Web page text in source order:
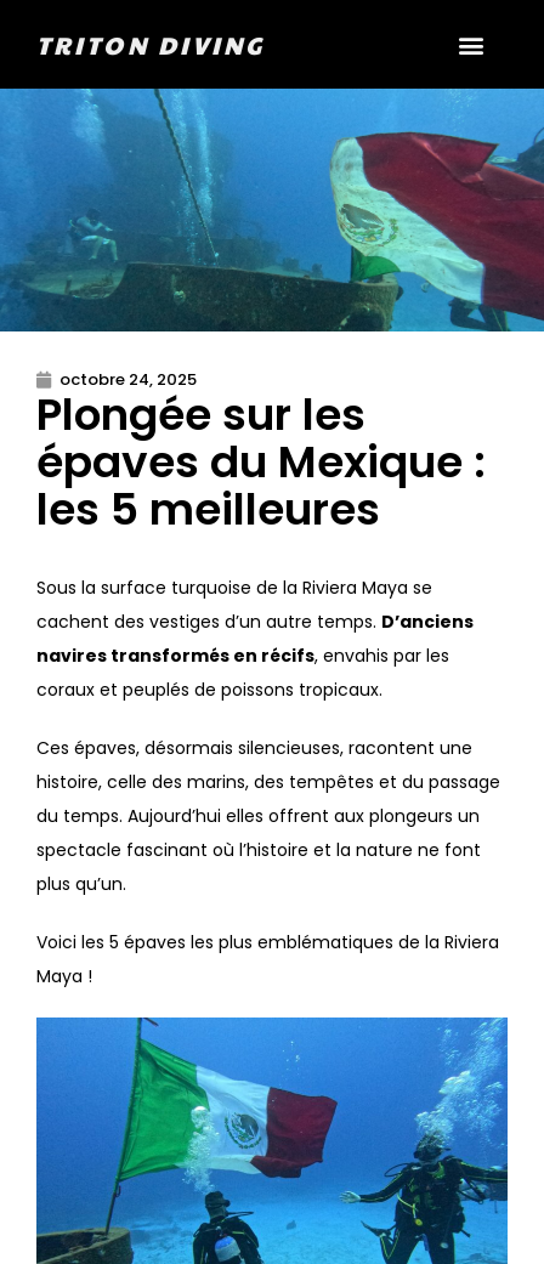
TRITON DIVING
octobre 24, 2025
Plongée sur les
épaves du Mexique :
les 5 meilleures
Sous la surface turquoise de la Riviera Maya se
cachent des vestiges d’un autre temps. D’anciens
navires transformés en récifs, envahis par les
coraux et peuplés de poissons tropicaux.
Ces épaves, désormais silencieuses, racontent une
histoire, celle des marins, des tempêtes et du passage
du temps. Aujourd’hui elles offrent aux plongeurs un
spectacle fascinant où l’histoire et la nature ne font
plus qu’un.
Voici les 5 épaves les plus emblématiques de la Riviera
Maya !